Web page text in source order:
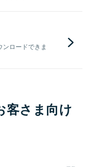
ロードできま
客さま向け